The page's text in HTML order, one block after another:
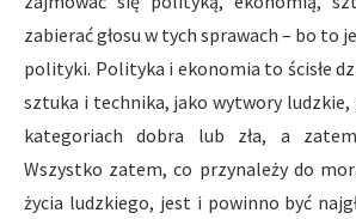
zabierać głosu w tych sprawach – bo to
polityki. Polityka i ekonomia to ścisłe
sztuka i technika, jako wytwory ludzkie,
kategoriach dobra lub zła, a
Wszystko zatem, co przynależy do
życia ludzkiego, jest i powinno być